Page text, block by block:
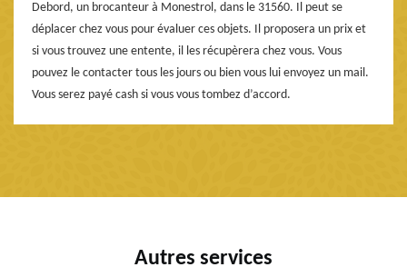
Debord, un brocanteur à Monestrol, dans le 31560. Il peut se
déplacer chez vous pour évaluer ces objets. Il proposera un prix et
si vous trouvez une entente, il les récupèrera chez vous. Vous
pouvez le contacter tous les jours ou bien vous lui envoyez un mail.
Vous serez payé cash si vous vous tombez d’accord.
Autres services